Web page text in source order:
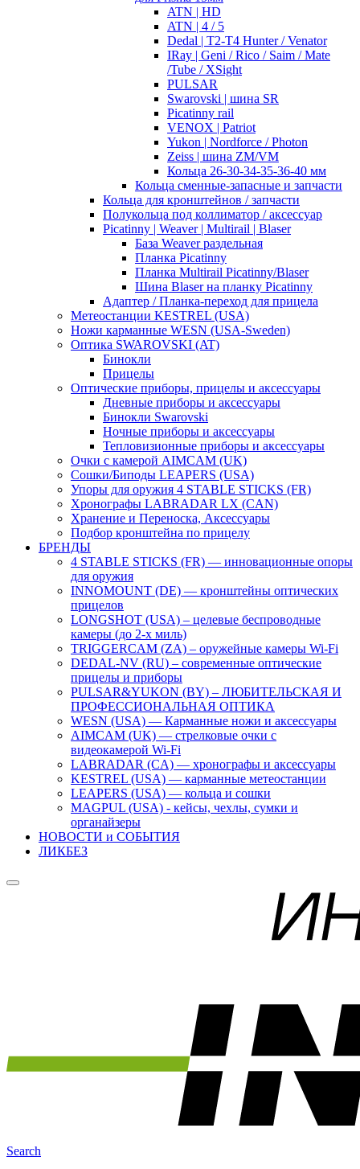
ATN | HD
ATN | 4 / 5
Dedal | T2-T4 Hunter / Venator
IRay | Geni / Rico / Saim / Mate
/Tube / XSight
PULSAR
Swarovski | шина SR
Picatinny rail
VENOX | Patriot
Yukon | Nordforce / Photon
Zeiss | шина ZM/VM
Кольца 26-30-34-35-36-40 мм
Кольца сменные-запасные и запчасти
Кольца для кронштейнов / запчасти
Полукольца под коллиматор / аксессуар
Picatinny | Weaver | Multirail | Blaser
База Weaver раздельная
Планка Picatinny
Планка Multirail Picatinny/Blaser
Шина Blaser на планку Picatinny
Адаптер / Планка-переход для прицела
Метеостанции KESTREL (USA)
Ножи карманные WESN (USA-Sweden)
Оптика SWAROVSKI (AT)
Бинокли
Прицелы
Оптические приборы, прицелы и аксессуары
Дневные приборы и аксессуары
Бинокли Swarovski
Ночные приборы и аксессуары
Тепловизионные приборы и аксессуары
Очки с камерой AIMCAM (UK)
Сошки/Биподы LEAPERS (USA)
Упоры для оружия 4 STABLE STICKS (FR)
Хронографы LABRADAR LX (CAN)
Хранение и Переноска, Аксессуары
Подбор кронштейна по прицелу
БРЕНДЫ
4 STABLE STICKS (FR) — инновационные опоры
для оружия
INNOMOUNT (DE) — кронштейны оптических
прицелов
LONGSHOT (USA) – целевые беспроводные
камеры (до 2-х миль)
TRIGGERCAM (ZA) – оружейные камеры Wi-Fi
DEDAL-NV (RU) – современные оптические
прицелы и приборы
PULSAR&YUKON (BY) – ЛЮБИТЕЛЬСКАЯ И
ПРОФЕССИОНАЛЬНАЯ ОПТИКА
WESN (USA) — Карманные ножи и аксессуары
AIMCAM (UK) — стрелковые очки с
видеокамерой Wi-Fi
LABRADAR (CA) — хронографы и аксессуары
KESTREL (USA) — карманные метеостанции
LEAPERS (USA) — кольца и сошки
MAGPUL (USA) - кейсы, чехлы, сумки и
органайзеры
НОВОСТИ и СОБЫТИЯ
ЛИКБЕЗ
Search